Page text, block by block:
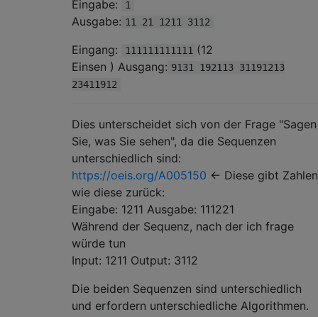
Eingabe: 1
Ausgabe: 11 21 1211 3112
Eingang: 111111111111 (12
Einsen ) Ausgang: 9131 192113 31191213
23411912
Dies unterscheidet sich von der Frage "Sagen
Sie, was Sie sehen", da die Sequenzen
unterschiedlich sind:
https://oeis.org/A005150 <- Diese gibt Zahlen
wie diese zurück:
Eingabe: 1211 Ausgabe: 111221
Während der Sequenz, nach der ich frage
würde tun
Input: 1211 Output: 3112
Die beiden Sequenzen sind unterschiedlich
und erfordern unterschiedliche Algorithmen.